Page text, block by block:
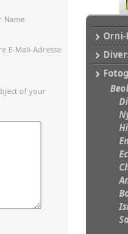
Name.
E-Mail-Adresse.
of your